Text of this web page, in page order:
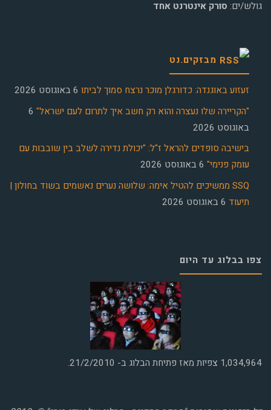
גולש/ים: סורק אינטרנט אחד
מבזקים.נט
זעזוע באוגנדה: כדורגלן מוכר נרצח סמוך לביתו 6 באוגוסט 2026
"הקריירה שלו נעצרה והוא רק חשב איך לתרום לעם ישראל" 6
באוגוסט 2026
בישיבה סופדים להראל ז"ל: "יכולת נדירה לשלב בין שובבות עם
עומק פנימי" 6 באוגוסט 2026
SSQ ממשיכים להטיל אימה: שלושה נערים נאשמים בשוד בחולון |
תיעוד 6 באוגוסט 2026
צפו בבלוג עד היום
1,034,964 צפיות מאז פתיחת הבלוג ב- 21/2/2010.